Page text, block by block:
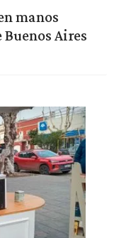
manos
Aires